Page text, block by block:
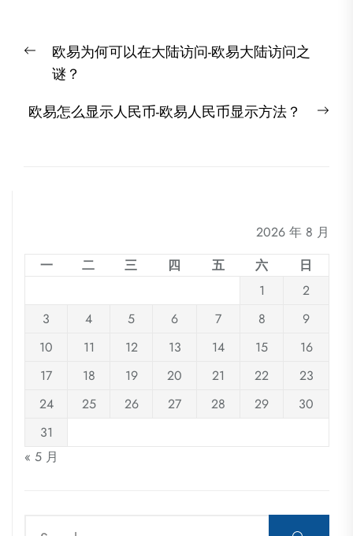
章
航
Previous欧易为何可以在大陆访问-欧易大陆访问之
谜？
欧易怎么显示人民币-欧易人民币显示方法？
2026 年 8 月
一
二 三 四 五 六
日
1
2
3
4 5 6 7 8
9
10
11 12 13 14 15
16
17
18 19 20 21 22
23
24
25 26 27 28 29
30
31
« 5 月